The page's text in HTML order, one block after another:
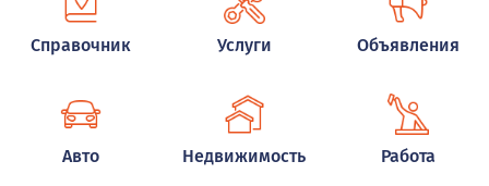
Справочник Услуги Объявления
Авто Недвижимость Работа